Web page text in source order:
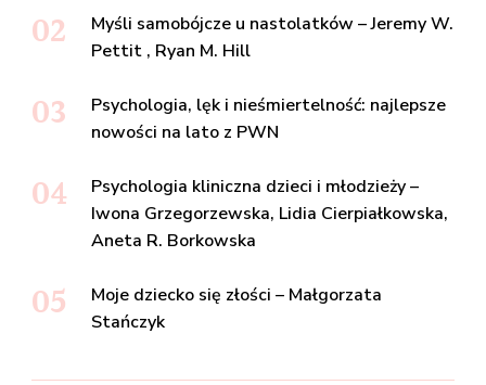
Myśli samobójcze u nastolatków – Jeremy W.
Pettit , Ryan M. Hill
Psychologia, lęk i nieśmiertelność: najlepsze
nowości na lato z PWN
Psychologia kliniczna dzieci i młodzieży –
Iwona Grzegorzewska, Lidia Cierpiałkowska,
Aneta R. Borkowska
Moje dziecko się złości – Małgorzata
Stańczyk